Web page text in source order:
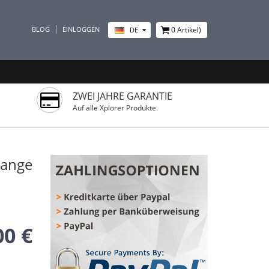
BLOG EINLOGGEN DE 0Artikel)
ZWEI JAHRE GARANTIE
Auf alle Xplorer Produkte.
€